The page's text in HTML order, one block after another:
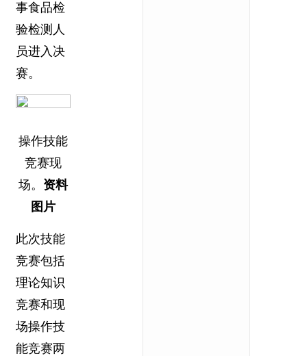
事食品检
验检测人
员进入决
赛。
操作技能
竞赛现
场。 资料
图片
此次技能
竞赛包括
理论知识
竞赛和现
场操作技
能竞赛两